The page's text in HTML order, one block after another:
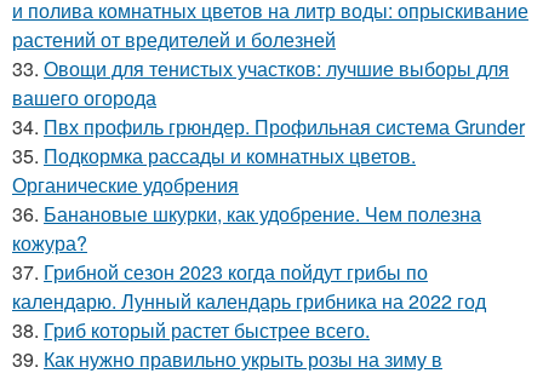
и полива комнатных цветов на литр воды: опрыскивание
растений от вредителей и болезней
33. Овощи для тенистых участков: лучшие выборы для
вашего огорода
34. Пвх профиль грюндер. Профильная система Grunder
35. Подкормка рассады и комнатных цветов.
Органические удобрения
36. Банановые шкурки, как удобрение. Чем полезна
кожура?
37. Грибной сезон 2023 когда пойдут грибы по
календарю. Лунный календарь грибника на 2022 год
38. Гриб который растет быстрее всего.
39. Как нужно правильно укрыть розы на зиму в